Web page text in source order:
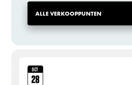
ALLE VERKOOPPUNTEN
OCT
28